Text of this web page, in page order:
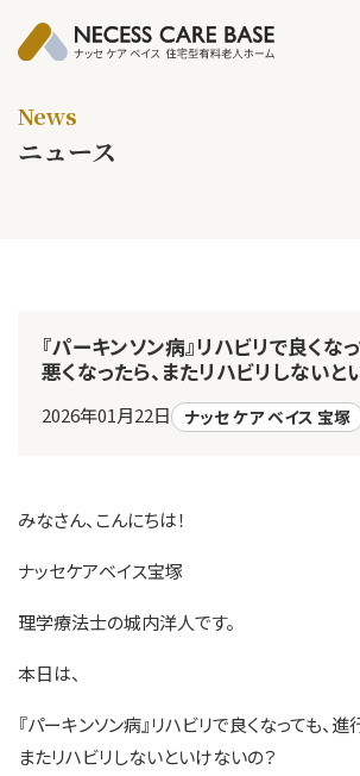
News
ニュース
『パーキンソン病』リハビリで良くな
悪くなったら、またリハビリしないと
2026年01月22日 ナッセ ケア ベイス 宝塚
みなさん、こんにちは！
ナッセケアベイス宝塚
理学療法士の城内洋人です。
本日は、
『パーキンソン病』リハビリで良くなっても、進
またリハビリしないといけないの？